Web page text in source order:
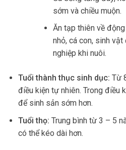
sớm và chiều muộn.
Ăn tạp thiên về
nhỏ, cá con, sinh
nghiệp khi nuôi.
Tuổi thành thục sinh dục: Từ
điều kiện tự nhiên. Trong điều
để sinh sản sớm hơn.
Tuổi thọ: Trung bình từ 3 – 5
có thể kéo dài hơn.